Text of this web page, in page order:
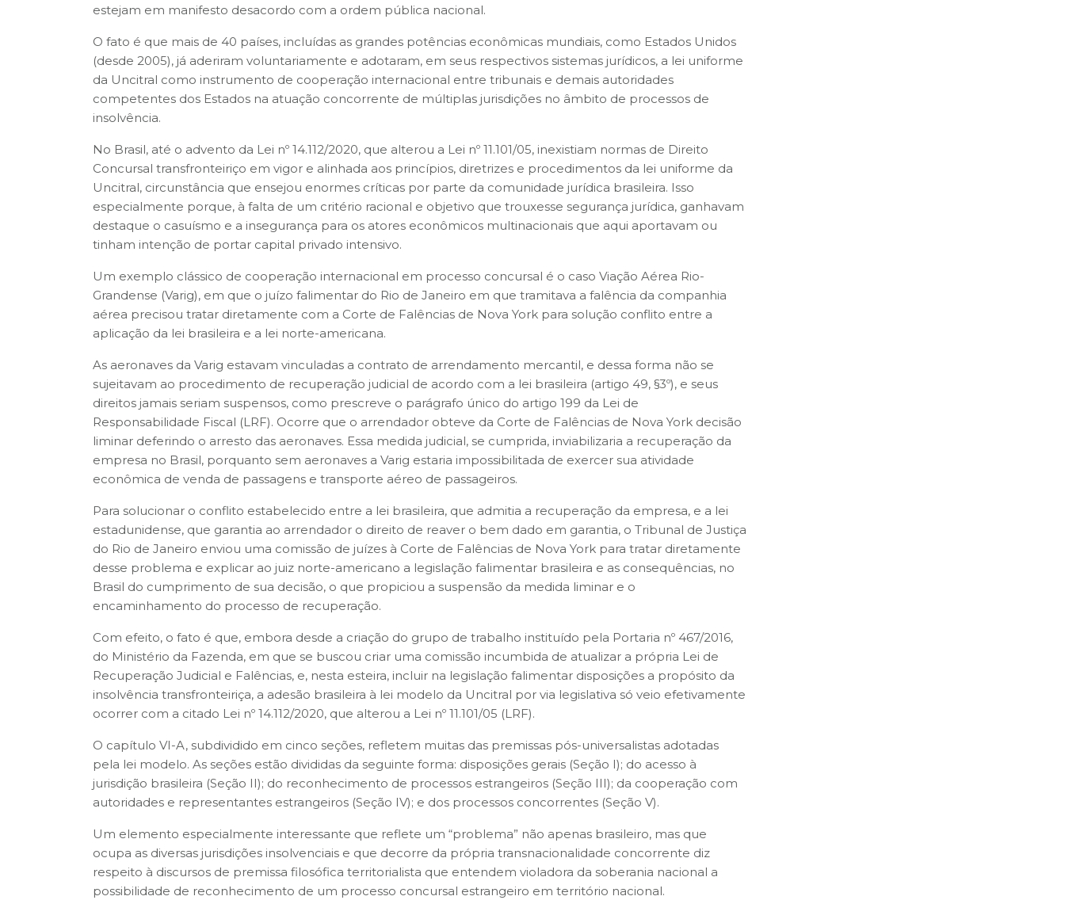
estejam em manifesto desacordo com a ordem pública nacional.
O fato é que mais de 40 países, incluídas as grandes potências econômicas mundiais, como Estados Unidos
(desde 2005), já aderiram voluntariamente e adotaram, em seus respectivos sistemas jurídicos, a lei uniforme
da Uncitral como instrumento de cooperação internacional entre tribunais e demais autoridades
competentes dos Estados na atuação concorrente de múltiplas jurisdições no âmbito de processos de
insolvência.
No Brasil, até o advento da Lei nº 14.112/2020, que alterou a Lei nº 11.101/05, inexistiam normas de Direito
Concursal transfronteiriço em vigor e alinhada aos princípios, diretrizes e procedimentos da lei uniforme da
Uncitral, circunstância que ensejou enormes críticas por parte da comunidade jurídica brasileira. Isso
especialmente porque, à falta de um critério racional e objetivo que trouxesse segurança jurídica, ganhavam
destaque o casuísmo e a insegurança para os atores econômicos multinacionais que aqui aportavam ou
tinham intenção de portar capital privado intensivo.
Um exemplo clássico de cooperação internacional em processo concursal é o caso Viação Aérea Rio-
Grandense (Varig), em que o juízo falimentar do Rio de Janeiro em que tramitava a falência da companhia
aérea precisou tratar diretamente com a Corte de Falências de Nova York para solução conflito entre a
aplicação da lei brasileira e a lei norte-americana.
As aeronaves da Varig estavam vinculadas a contrato de arrendamento mercantil, e dessa forma não se
sujeitavam ao procedimento de recuperação judicial de acordo com a lei brasileira (artigo 49, §3º), e seus
direitos jamais seriam suspensos, como prescreve o parágrafo único do artigo 199 da Lei de
Responsabilidade Fiscal (LRF). Ocorre que o arrendador obteve da Corte de Falências de Nova York decisão
liminar deferindo o arresto das aeronaves. Essa medida judicial, se cumprida, inviabilizaria a recuperação da
empresa no Brasil, porquanto sem aeronaves a Varig estaria impossibilitada de exercer sua atividade
econômica de venda de passagens e transporte aéreo de passageiros.
Para solucionar o conflito estabelecido entre a lei brasileira, que admitia a recuperação da empresa, e a lei
estadunidense, que garantia ao arrendador o direito de reaver o bem dado em garantia, o Tribunal de Justiça
do Rio de Janeiro enviou uma comissão de juízes à Corte de Falências de Nova York para tratar diretamente
desse problema e explicar ao juiz norte-americano a legislação falimentar brasileira e as consequências, no
Brasil do cumprimento de sua decisão, o que propiciou a suspensão da medida liminar e o
encaminhamento do processo de recuperação.
Com efeito, o fato é que, embora desde a criação do grupo de trabalho instituído pela Portaria nº 467/2016,
do Ministério da Fazenda, em que se buscou criar uma comissão incumbida de atualizar a própria Lei de
Recuperação Judicial e Falências, e, nesta esteira, incluir na legislação falimentar disposições a propósito da
insolvência transfronteiriça, a adesão brasileira à lei modelo da Uncitral por via legislativa só veio efetivamente
ocorrer com a citado Lei nº 14.112/2020, que alterou a Lei nº 11.101/05 (LRF).
O capítulo VI-A, subdividido em cinco seções, refletem muitas das premissas pós-universalistas adotadas
pela lei modelo. As seções estão divididas da seguinte forma: disposições gerais (Seção I); do acesso à
jurisdição brasileira (Seção II); do reconhecimento de processos estrangeiros (Seção III); da cooperação com
autoridades e representantes estrangeiros (Seção IV); e dos processos concorrentes (Seção V).
Um elemento especialmente interessante que reflete um “problema” não apenas brasileiro, mas que
ocupa as diversas jurisdições insolvenciais e que decorre da própria transnacionalidade concorrente diz
respeito à discursos de premissa filosófica territorialista que entendem violadora da soberania nacional a
possibilidade de reconhecimento de um processo concursal estrangeiro em território nacional.